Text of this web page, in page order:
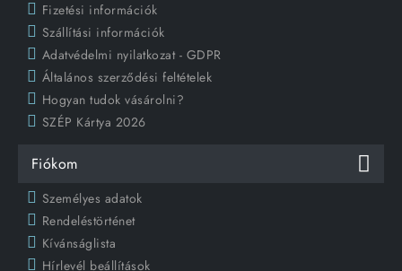
Fizetési információk
Szállítási információk
Adatvédelmi nyilatkozat - GDPR
Általános szerződési feltételek
Hogyan tudok vásárolni?
SZÉP Kártya 2026
Fiókom
Személyes adatok
Rendeléstörténet
Kívánságlista
Hírlevél beállítások